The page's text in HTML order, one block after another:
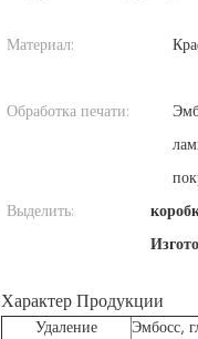
Материал:
Обработка печати:
Выделить:
Характер Продукции
Удаление
Эмбосс,